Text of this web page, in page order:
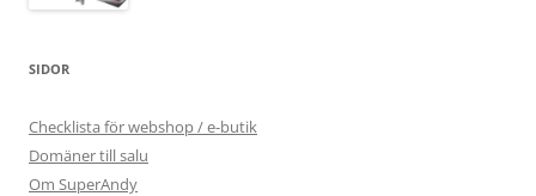
SIDOR
Checklista för webshop / e-butik
Domäner till salu
Om SuperAndy